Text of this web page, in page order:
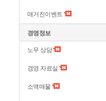
매거진이벤트
경영정보
노무 상담
경영 자료실
소액매물